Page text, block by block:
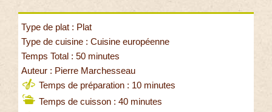
Type de plat : Plat
Type de cuisine : Cuisine européenne
Temps Total : 50 minutes
Auteur : Pierre Marchesseau
Temps de préparation : 10 minutes
Temps de cuisson : 40 minutes